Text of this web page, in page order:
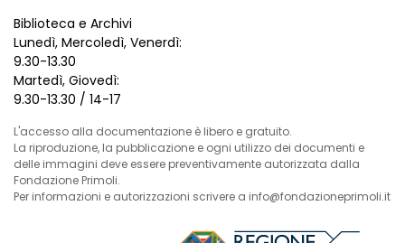
Biblioteca e Archivi
Lunedì, Mercoledì, Venerdì:
9.30-13.30
Martedì, Giovedì:
9.30-13.30 / 14-17
L'accesso alla documentazione è libero e gratuito.
La riproduzione, la pubblicazione e ogni utilizzo dei documenti e
delle immagini deve essere preventivamente autorizzata dalla
Fondazione Primoli.
Per informazioni e autorizzazioni scrivere a info@fondazioneprimoli.it